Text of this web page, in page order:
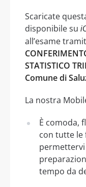
Scaricate
disponibile su
all’esame
STATISTICO
Comune di
La nostra
È comoda,
con tutte le
tempo da